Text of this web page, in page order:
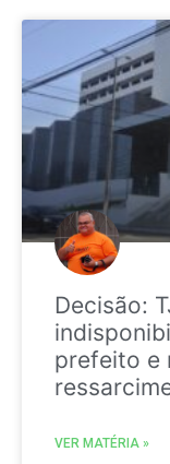
Decisão:
prefeito e
VER MATÉRIA »